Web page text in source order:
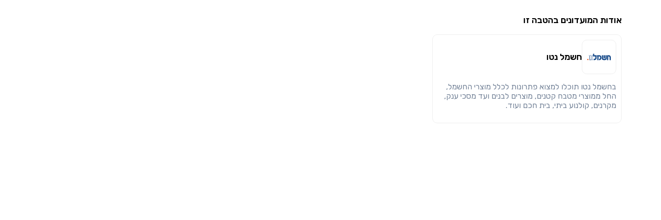
אודות המועדונים בהטבה זו
חשמל נטו
בחשמל נטו תוכלו למצוא פתרונות לכלל מוצרי החשמל,
החל ממוצרי מטבח קטנים, מוצרים לבנים ועד מסכי ענק,
מקרנים, קולנוע ביתי, בית חכם ועוד.